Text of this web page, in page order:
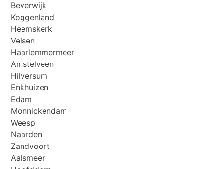
Beverwijk
Koggenland
Heemskerk
Velsen
Haarlemmermeer
Amstelveen
Hilversum
Enkhuizen
Edam
Monnickendam
Weesp
Naarden
Zandvoort
Aalsmeer